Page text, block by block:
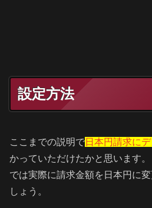
設定方法
ここまでの説明で日本円請求に
かっていただけたかと思います。
では実際に請求金額を日本円に
しょう。